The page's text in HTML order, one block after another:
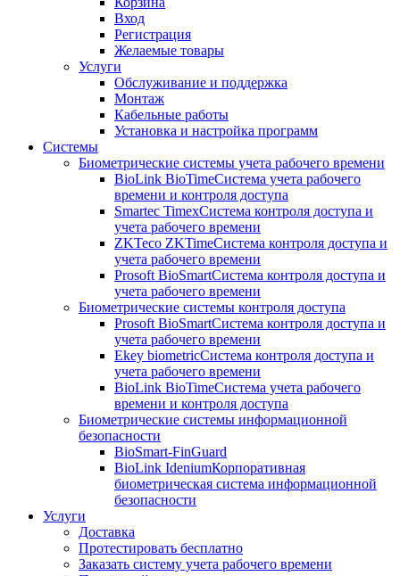
Вход
Регистрация
Желаемые товары
Услуги
Обслуживание и поддержка
Монтаж
Кабельные работы
Установка и настройка программ
Системы
Биометрические системы учета рабочего времени
BioLink BioTimeСистема учета рабочего
времени и контроля доступа
Smartec TimexСистема контроля доступа и
учета рабочего времени
ZKTeco ZKTimeСистема контроля доступа и
учета рабочего времени
Prosoft BioSmartСистема контроля доступа и
учета рабочего времени
Биометрические системы контроля доступа
Prosoft BioSmartСистема контроля доступа и
учета рабочего времени
Ekey biometricСистема контроля доступа и
учета рабочего времени
BioLink BioTimeСистема учета рабочего
времени и контроля доступа
Биометрические системы информационной
безопасности
BioSmart-FinGuard
BioLink IdeniumКорпоративная
биометрическая система информационной
безопасности
Услуги
Доставка
Протестировать бесплатно
Заказать систему учета рабочего времени